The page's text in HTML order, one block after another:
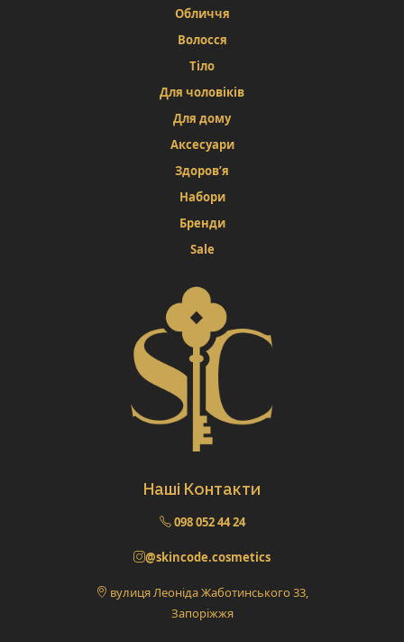
Обличчя
Волосся
Тіло
Для чоловіків
Для дому
Аксесуари
Здоров’я
Набори
Бренди
Sale
Наші Контакти
098 052 44 24
@skincode.cosmetics
вулиця Леоніда Жаботинського 33,
Запоріжжя